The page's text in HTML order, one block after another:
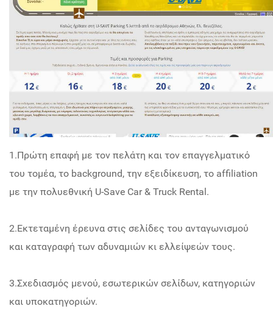
1.Πρώτη επαφή με τον πελάτη και τον επαγγελματικό
του τομέα, το background, την εξειδίκευση, το affiliation
με την πολυεθνική U-Save Car & Truck Rental.
2.Εκτεταμένη έρευνα στις σελίδες του ανταγωνισμού
και καταγραφή των αδυναμιών κι ελλείψεών τους.
3.Σχεδιασμός μενού, εσωτερικών σελίδων, κατηγοριών
και υποκατηγοριών.